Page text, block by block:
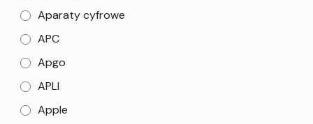
Aparaty cyfrowe
APC
Apgo
APLI
Apple